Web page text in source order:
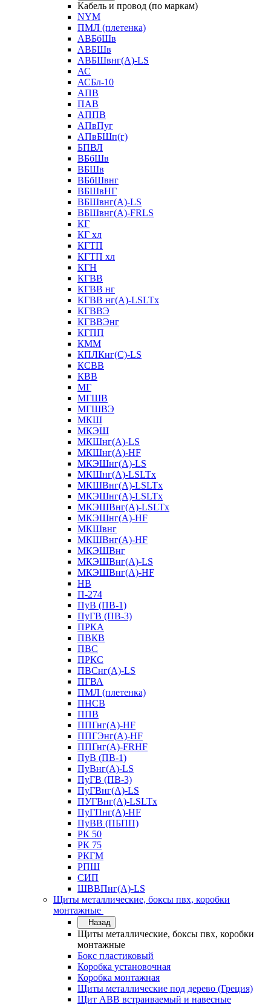
Кабель и провод (по маркам)
NYM
ПМЛ (плетенка)
АВБбШв
АВБШв
АВБШвнг(А)-LS
АС
АСБл-10
АПВ
ПАВ
АППВ
АПвПуг
АПвБШп(г)
БПВЛ
ВБбШв
ВБШв
ВБбШвнг
ВБШвНГ
ВБШвнг(А)-LS
ВБШвнг(А)-FRLS
КГ
КГ хл
КГТП
КГТП хл
КГН
КГВВ
КГВВ нг
КГВВ нг(А)-LSLTx
КГВВЭ
КГВВЭнг
КГПП
КММ
КПЛКнг(C)-LS
КСВВ
КВВ
МГ
МГШВ
МГШВЭ
МКШ
МКЭШ
МКШнг(А)-LS
МКШнг(А)-HF
МКЭШнг(А)-LS
МКШнг(А)-LSLTx
МКШВнг(A)-LSLTx
МКЭШнг(А)-LSLTx
МКЭШВнг(A)-LSLTx
МКЭШнг(А)-HF
МКШвнг
МКШВнг(А)-HF
МКЭШВнг
МКЭШВнг(А)-LS
МКЭШВнг(А)-HF
НВ
П-274
ПуВ (ПВ-1)
ПуГВ (ПВ-3)
ПРКА
ПВКВ
ПВС
ПРКС
ПВСнг(А)-LS
ПГВА
ПМЛ (плетенка)
ПНСВ
ППВ
ППГнг(А)-HF
ППГЭнг(А)-HF
ППГнг(А)-FRHF
ПуВ (ПВ-1)
ПуВнг(А)-LS
ПуГВ (ПВ-3)
ПуГВнг(А)-LS
ПУГВнг(А)-LSLTx
ПуГПнг(А)-HF
ПуВВ (ПБПП)
РК 50
РК 75
РКГМ
РПШ
СИП
ШВВПнг(А)-LS
Щиты металлические, боксы пвх, коробки
монтажные
Назад
Щиты металлические, боксы пвх, коробки
монтажные
Бокс пластиковый
Коробка установочная
Коробка монтажная
Щиты металлические под дерево (Греция)
Щит ABB встраиваемый и навесные